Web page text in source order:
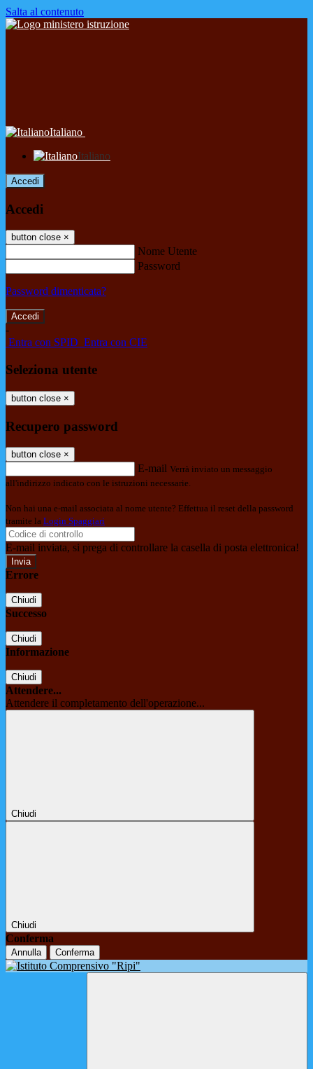
Salta al contenuto
Italiano
Italiano
Accedi
Accedi
button close ×
Nome Utente
Password
Password dimenticata?
-
Entra con SPID Entra con CIE
Seleziona utente
button close ×
Recupero password
button close ×
E-mail Verrà inviato un messaggio
all'indirizzo indicato con le istruzioni necessarie.
Non hai una e-mail associata al nome utente? Effettua il reset della password
tramite la Login Spaggiari
E-mail inviata, si prega di controllare la casella di posta elettronica!
Errore
Chiudi
Successo
Chiudi
Informazione
Chiudi
Attendere...
Attendere il completamento dell'operazione...
Chiudi
Chiudi
Conferma
Annulla Conferma